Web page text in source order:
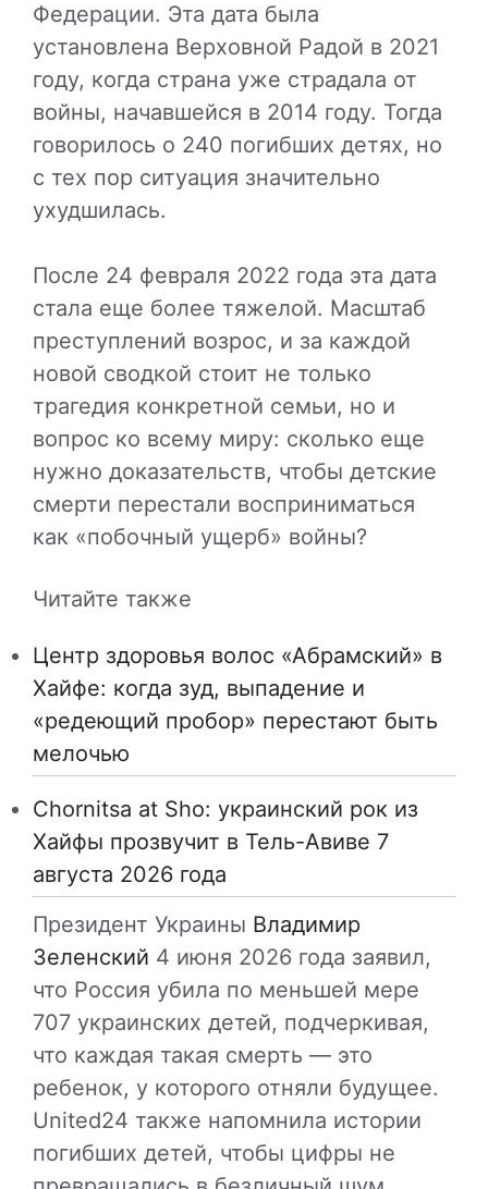
Федерации. Эта дата была
установлена Верховной Радой в 2021
году, когда страна уже страдала от
войны, начавшейся в 2014 году. Тогда
говорилось о 240 погибших детях, но
с тех пор ситуация значительно
ухудшилась.
После 24 февраля 2022 года эта дата
стала еще более тяжелой. Масштаб
преступлений возрос, и за каждой
новой сводкой стоит не только
трагедия конкретной семьи, но и
вопрос ко всему миру: сколько еще
нужно доказательств, чтобы детские
смерти перестали восприниматься
как «побочный ущерб» войны?
Читайте также
Центр здоровья волос «Абрaмский» в
Хайфе: когда зуд, выпадение и
«редеющий пробор» перестают быть
мелочью
Chornitsa at Sho: украинский рок из
Хайфы прозвучит в Тель-Авиве 7
августа 2026 года
Президент Украины Владимир
Зеленский 4 июня 2026 года заявил,
что Россия убила по меньшей мере
707 украинских детей, подчеркивая,
что каждая такая смерть — это
ребенок, у которого отняли будущее.
United24 также напомнила истории
погибших детей, чтобы цифры не